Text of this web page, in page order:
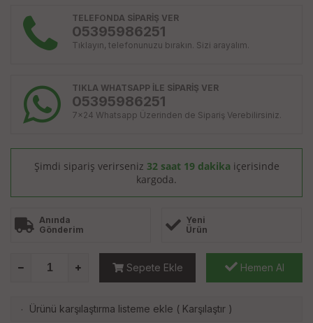
TELEFONDA SİPARİŞ VER
05395986251
Tıklayın, telefonunuzu bırakın. Sizi arayalım.
TIKLA WHATSAPP İLE SİPARİŞ VER
05395986251
7x24 Whatsapp Üzerinden de Sipariş Verebilirsiniz.
Şimdi sipariş verirseniz 32 saat 19 dakika içerisinde
kargoda.
Anında
Gönderim
Yeni
Ürün
Sepete Ekle Hemen Al
· Ürünü karşılaştırma listeme ekle ( Karşılaştır )